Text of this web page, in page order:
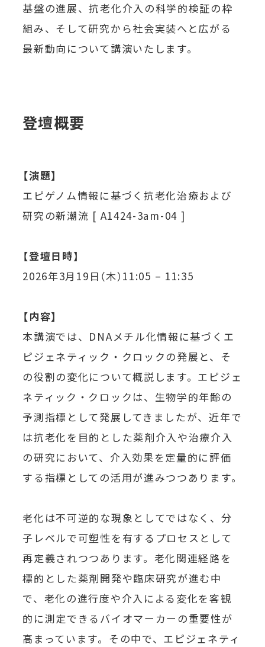
基盤の進展、抗老化介入の科学的検証の枠
組み、そして研究から社会実装へと広がる
最新動向について講演いたします。
登壇概要
【演題】
エピゲノム情報に基づく抗老化治療および
研究の新潮流 [ A1424-3am-04 ]
【登壇日時】
2026年3月19日（木）11:05 – 11:35
【内容】
本講演では、DNAメチル化情報に基づくエ
ピジェネティック・クロックの発展と、そ
の役割の変化について概説します。エピジェ
ネティック・クロックは、生物学的年齢の
予測指標として発展してきましたが、近年で
は抗老化を目的とした薬剤介入や治療介入
の研究において、介入効果を定量的に評価
する指標としての活用が進みつつあります。
老化は不可逆的な現象としてではなく、分
子レベルで可塑性を有するプロセスとして
再定義されつつあります。老化関連経路を
標的とした薬剤開発や臨床研究が進む中
で、老化の進行度や介入による変化を客観
的に測定できるバイオマーカーの重要性が
高まっています。その中で、エピジェネティ